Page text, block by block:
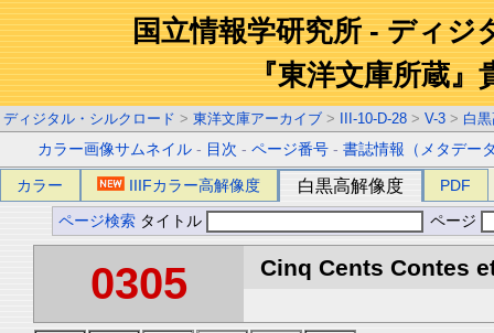
国立情報学研究所 - ディジ
『東洋文庫所蔵』
ディジタル・シルクロード > 東洋文庫アーカイブ > III-10-D-28 > V-3 > 白
カラー画像サムネイル - 目次 -ページ番号 -書誌情報（メタデー
カラー IIIFカラー高解像度 白黒高解像度 PDF
ページ検索 タイトル ページ
0305 Cinq Cents Contes